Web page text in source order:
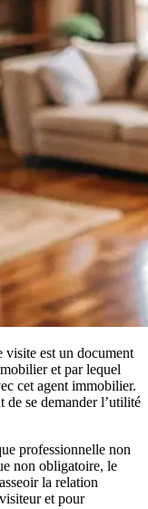
visite est un document
et par lequel
cet agent immobilier.
de se demander l’utilité
professionnelle non
non obligatoire, le
la relation
et pour